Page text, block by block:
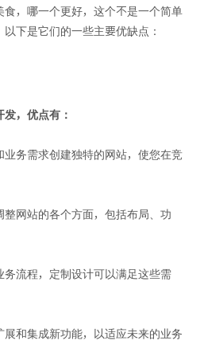
，哪一个更好，这个不是一个简单
下是它们的一些主要优缺点：
，优点有：
业务需求创建独特的网站，使您在竞
网站的各个方面，包括布局、功
流程，定制设计可以满足这些需
和集成新功能，以适应未来的业务